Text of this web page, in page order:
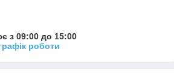
з 09:00 до 15:00
роботи